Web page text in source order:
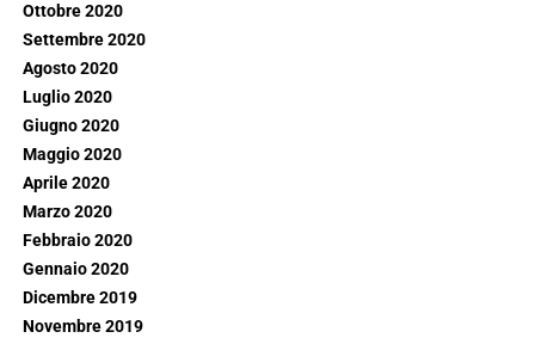
Ottobre 2020
Settembre 2020
Agosto 2020
Luglio 2020
Giugno 2020
Maggio 2020
Aprile 2020
Marzo 2020
Febbraio 2020
Gennaio 2020
Dicembre 2019
Novembre 2019